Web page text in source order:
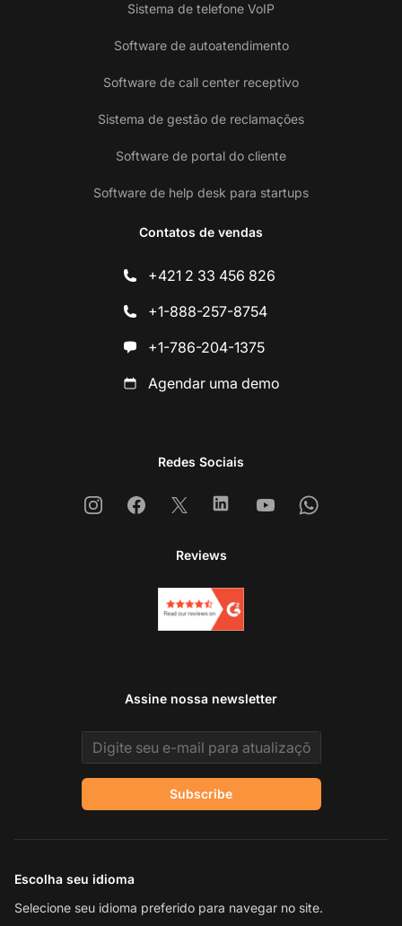
Sistema de telefone VoIP
Software de autoatendimento
Software de call center receptivo
Sistema de gestão de reclamações
Software de portal do cliente
Software de help desk para startups
Contatos de vendas
+421 2 33 456 826
+1-888-257-8754
+1-786-204-1375
Agendar uma demo
Redes Sociais
InstagramFacebook
X LinkedinYoutubeWhatsapp
Reviews
Assine nossa newsletter
Email address
Subscribe
Escolha seu idioma
Selecione seu idioma preferido para navegar no site.